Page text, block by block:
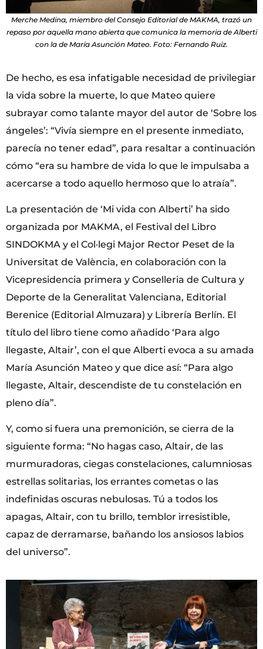
Merche Medina, miembro del Consejo Editorial de MAKMA, trazó un
repaso por aquella mano abierta que comunica la memoria de Alberti
con la de María Asunción Mateo. Foto: Fernando Ruiz.
De hecho, es esa infatigable necesidad de privilegiar
la vida sobre la muerte, lo que Mateo quiere
subrayar como talante mayor del autor de ‘Sobre los
ángeles’: “Vivía siempre en el presente inmediato,
parecía no tener edad”, para resaltar a continuación
cómo “era su hambre de vida lo que le impulsaba a
acercarse a todo aquello hermoso que lo atraía”.
La presentación de ‘Mi vida con Alberti’ ha sido
organizada por MAKMA, el Festival del Libro
SINDOKMA y el Col·legi Major Rector Peset de la
Universitat de València, en colaboración con la
Vicepresidencia primera y Conselleria de Cultura y
Deporte de la Generalitat Valenciana, Editorial
Berenice (Editorial Almuzara) y Librería Berlín. El
título del libro tiene como añadido ‘Para algo
llegaste, Altair’, con el que Alberti evoca a su amada
María Asunción Mateo y que dice así: “Para algo
llegaste, Altair, descendiste de tu constelación en
pleno día”.
Y, como si fuera una premonición, se cierra de la
siguiente forma: “No hagas caso, Altair, de las
murmuradoras, ciegas constelaciones, calumniosas
estrellas solitarias, los errantes cometas o las
indefinidas oscuras nebulosas. Tú a todos los
apagas, Altair, con tu brillo, temblor irresistible,
capaz de derramarse, bañando los ansiosos labios
del universo”.